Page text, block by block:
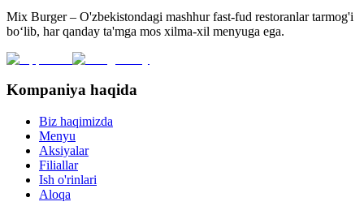
Mix Burger – O'zbekistondagi mashhur fast-fud restoranlar tarmog'i
bo‘lib, har qanday ta'mga mos xilma-xil menyuga ega.
Kompaniya haqida
Biz haqimizda
Menyu
Aksiyalar
Filiallar
Ish o'rinlari
Aloqa